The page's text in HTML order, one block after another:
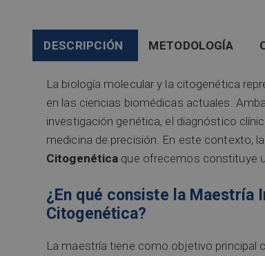
DESCRIPCIÓN METODOLOGÍA
La biología molecular y la citogenética
en las ciencias biomédicas actuales.
investigación genética, el diagnóstico
medicina de precisión. En este contexto, la
Citogenética que ofrecemos constituye
¿En qué consiste la Maestría
Citogenética?
La maestría tiene como objetivo principal